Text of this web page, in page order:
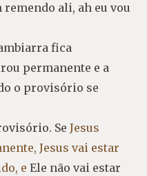
remendo ali, ah eu vou
fica
permanente e a
o provisório se
Se Jesus
Jesus vai estar
e Ele não vai estar